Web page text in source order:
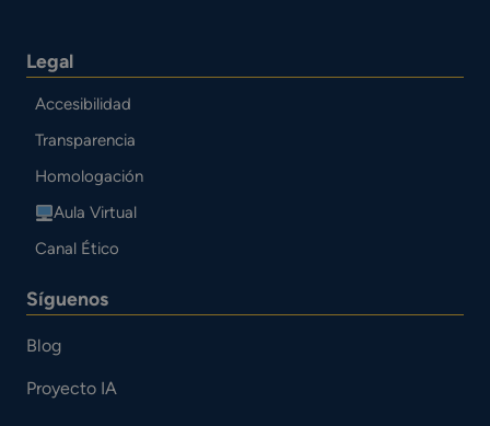
Legal
Accesibilidad
Transparencia
Homologación
Aula Virtual
Canal Ético
Síguenos
Blog
Proyecto IA